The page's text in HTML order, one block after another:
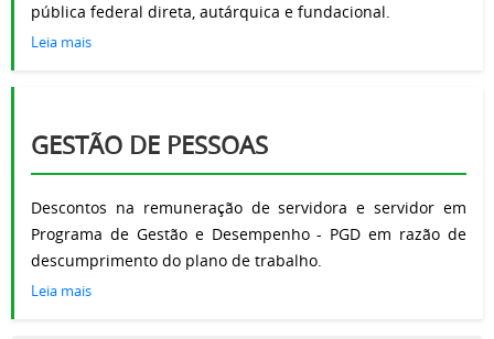
pública federal direta, autárquica e fundacional.
Leia mais
GESTÃO DE PESSOAS
Descontos na remuneração de servidora e servidor em
Programa de Gestão e Desempenho - PGD em razão de
descumprimento do plano de trabalho.
Leia mais